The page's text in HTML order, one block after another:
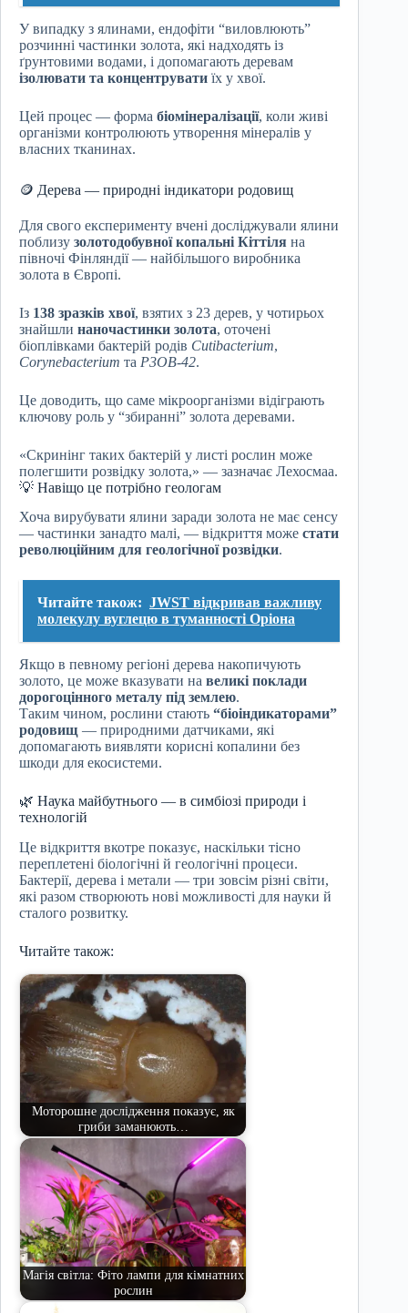
У випадку з ялинами, ендофіти “виловлюють”
розчинні частинки золота, які надходять із
ґрунтовими водами, і допомагають деревам
ізолювати та концентрувати їх у хвої.
Цей процес — форма біомінералізації, коли живі
організми контролюють утворення мінералів у
власних тканинах.
🪙 Дерева — природні індикатори родовищ
Для свого експерименту вчені досліджували ялини
поблизу золотодобувної копальні Кіттіля на
півночі Фінляндії — найбільшого виробника
золота в Європі.
Із 138 зразків хвої, взятих з 23 дерев, у чотирьох
знайшли наночастинки золота, оточені
біоплівками бактерій родів Cutibacterium,
Corynebacterium та P3OB-42.
Це доводить, що саме мікроорганізми відіграють
ключову роль у “збиранні” золота деревами.
«Скринінг таких бактерій у листі рослин може
полегшити розвідку золота,» — зазначає Лехосмаа.
💡 Навіщо це потрібно геологам
Хоча вирубувати ялини заради золота не має сенсу
— частинки занадто малі, — відкриття може стати
революційним для геологічної розвідки.
Читайте також: JWST відкривав важливу
молекулу вуглецю в туманності Оріона
Якщо в певному регіоні дерева накопичують
золото, це може вказувати на великі поклади
дорогоцінного металу під землею.
Таким чином, рослини стають “біоіндикаторами”
родовищ — природними датчиками, які
допомагають виявляти корисні копалини без
шкоди для екосистеми.
🌿 Наука майбутнього — в симбіозі природи і
технологій
Це відкриття вкотре показує, наскільки тісно
переплетені біологічні й геологічні процеси.
Бактерії, дерева і метали — три зовсім різні світи,
які разом створюють нові можливості для науки й
сталого розвитку.
Читайте також:
Моторошне дослідження показує, як
гриби заманюють…
Магія світла: Фіто лампи для кімнатних
рослин